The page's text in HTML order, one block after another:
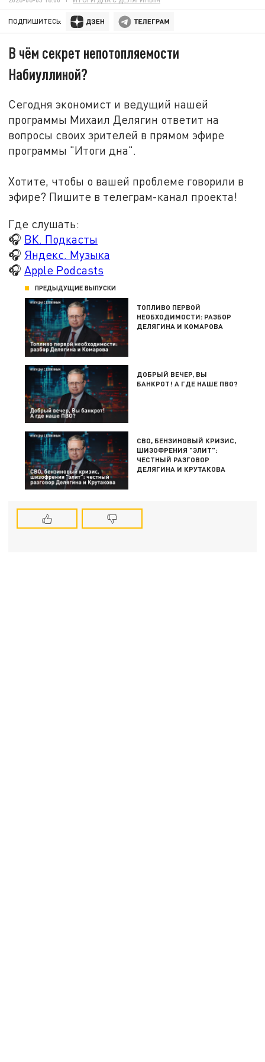
ПОДПИШИТЕСЬ:
В чём секрет непотопляемости
Набиуллиной?
Сегодня экономист и ведущий нашей
программы Михаил Делягин ответит на
вопросы своих зрителей в прямом эфире
программы "Итоги дна".
Хотите, чтобы о вашей проблеме говорили в
эфире? Пишите в телеграм-канал проекта!
Где слушать:
🎧 ВК. Подкасты
🎧 Яндекс. Музыка
🎧 Apple Podcasts
ПРЕДЫДУЩИЕ ВЫПУСКИ
ТОПЛИВО ПЕРВОЙ
НЕОБХОДИМОСТИ: РАЗБОР
ДЕЛЯГИНА И КОМАРОВА
ДОБРЫЙ ВЕЧЕР, ВЫ
БАНКРОТ! А ГДЕ НАШЕ ПВО?
СВО, БЕНЗИНОВЫЙ КРИЗИС,
ШИЗОФРЕНИЯ "ЭЛИТ":
ЧЕСТНЫЙ РАЗГОВОР
ДЕЛЯГИНА И КРУТАКОВА